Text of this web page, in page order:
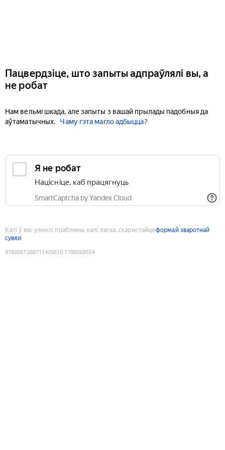
Пацвердзіце, што запыты адпраўлялі вы, а
не робат
Нам вельмі шкада, але запыты з вашай прылады падобныя да
аўтаматычных.
Чаму гэта магло адбыцца?
Я не робат
Націсніце, каб працягнуць
SmartCaptcha by Yandex Cloud
Калі ў вас узніклі праблемы, калі ласка, скарыстайцеформай зваротнай
сувязі
9180567268711405610:1786068554